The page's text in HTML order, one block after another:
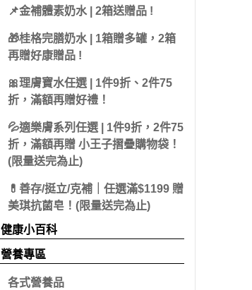
娘家
皇鼎
Sakuyo
Dr.優護力/優沛樂
佳兒樂
📌金補體素奶水 | 2箱送贈品 !
🎁桂格完膳奶水 | 1箱贈多罐，2箱
再贈好康贈品 !
🎀理膚寶水任選 | 1件9折、2件75
折，滿額再贈好禮！
💦適樂膚系列任選 | 1件9折，2件75
折，滿額再贈 小王子摺疊購物袋！
(限量送完為止)
💊善存/挺立/克補｜任選滿$1199 贈
美琪抗菌皂！(限量送完為止)
健康小百科
營養專區
各式營養品